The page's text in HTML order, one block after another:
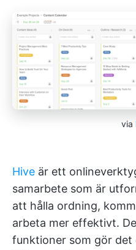
via
Hive är ett
samarbete som är
att hålla ordning,
arbeta mer effektivt.
funktioner som gör det